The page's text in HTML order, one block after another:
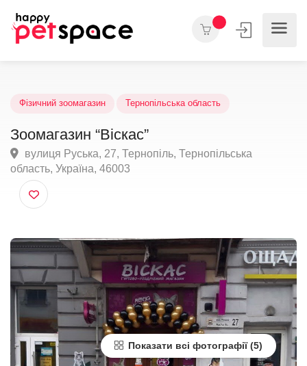
Зоомагазин “Віскас”
вулиця Руська, 27, Тернопіль, Тернопільська
область, Україна, 46003
Показати всі фотографії